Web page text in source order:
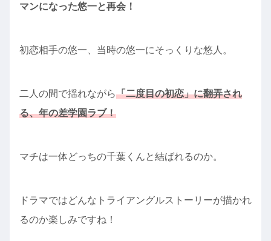
マンになった悠一と再会！
初恋相手の悠一、当時の悠一にそっくりな悠人。
二人の間で揺れながら「二度目の初恋」に翻弄され
る、年の差学園ラブ！
マチは一体どっちの千葉くんと結ばれるのか。
ドラマではどんなトライアングルストーリーが描かれ
るのか楽しみですね！